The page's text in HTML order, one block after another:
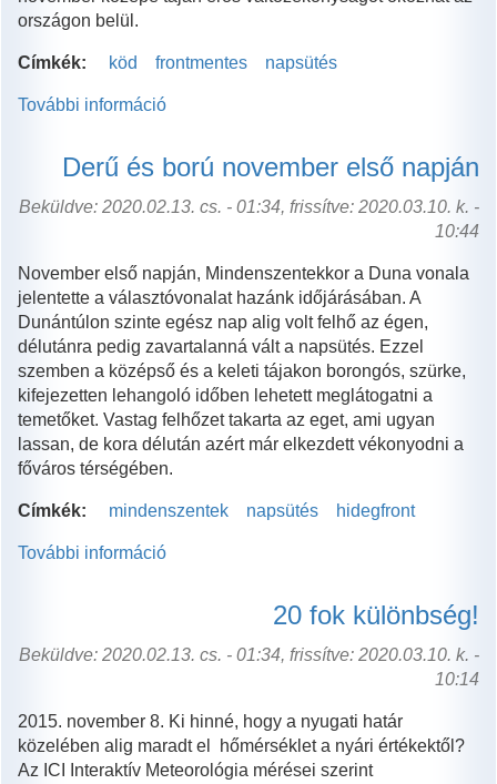
országon belül.
Címkék: köd frontmentes napsütés
További információ
ködfoltokat
is
tartogat
Derű és ború november első napján
Beküldve: 2020.02.13. cs. - 01:34, frissítve: 2020.03.10. k. -
10:44
November első napján, Mindenszentekkor a Duna vonala
jelentette a választóvonalat hazánk időjárásában. A
Dunántúlon szinte egész nap alig volt felhő az égen,
délutánra pedig zavartalanná vált a napsütés. Ezzel
szemben a középső és a keleti tájakon borongós, szürke,
kifejezetten lehangoló időben lehetett meglátogatni a
temetőket. Vastag felhőzet takarta az eget, ami ugyan
lassan, de kora délután azért már elkezdett vékonyodni a
főváros térségében.
Címkék: mindenszentek napsütés hidegfront
További információ
első
kapcsolatosan
20 fok különbség!
Beküldve: 2020.02.13. cs. - 01:34, frissítve: 2020.03.10. k. -
10:14
2015. november 8. Ki hinné, hogy a nyugati határ
közelében alig maradt el hőmérséklet a nyári értékektől?
Az ICI Interaktív Meteorológia mérései szerint